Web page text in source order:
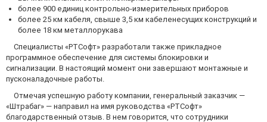
более 900 единиц контрольно-измерительных приборов
более 25 км кабеля, свыше 3,5 км кабеленесущих конструкций и
более 18 км металлорукава
Специалисты «РТСофт» разработали также прикладное
программное обеспечение для системы блокировки и
сигнализации. В настоящий момент они завершают монтажные и
пусконаладочные работы.
Отмечая успешную работу компании, генеральный заказчик —
«Штрабаг» — направил на имя руководства «РТСофт»
благодарственный отзыв. В нем говорится, что сотрудники